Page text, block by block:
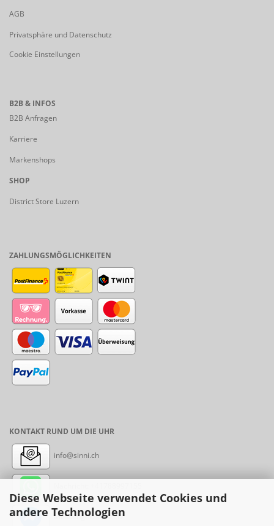
Diese Webseite verwendet Cookies und
andere Technologien
AGB
Privatsphäre und Datenschutz
Cookie Einstellungen
B2B & INFOS
B2B Anfragen
Karriere
Markenshops
SHOP
District Store Luzern
ZAHLUNGSMÖGLICHKEITEN
KONTAKT RUND UM DIE UHR
info@sinni.ch
Messenger: sinni.ch